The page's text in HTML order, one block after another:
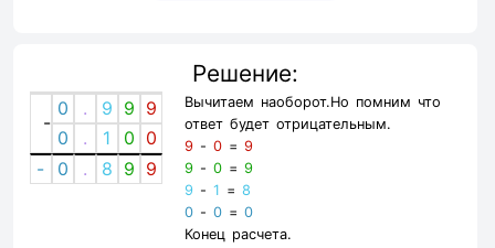
Решение:
-
0 . 9 9 9
0
. 1 0 0
-
0 . 8 9 9
Вычитаем наоборот.Но помним что
ответ будет отрицательным.
9- 0= 9
9- 0= 9
9 - 1 = 8
0- 0= 0
Конец расчета.